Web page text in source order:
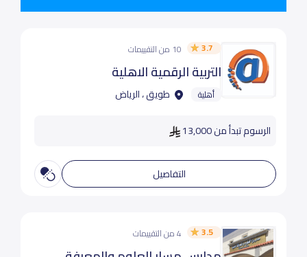
3.7 10 من التقييمات
التربية الرقمية الاهلية
أهلية طويق ، الرياض
الرسوم تبدأ من 13,000
التفاصيل
3.5 4 من التقييمات